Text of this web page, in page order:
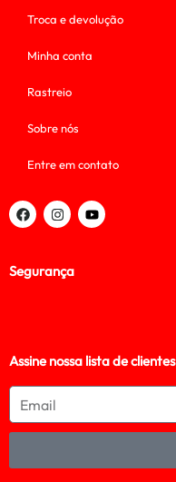
Troca e devolução
Minha conta
Rastreio
Sobre nós
Entre em contato
Segurança
Assine nossa lista de clientes